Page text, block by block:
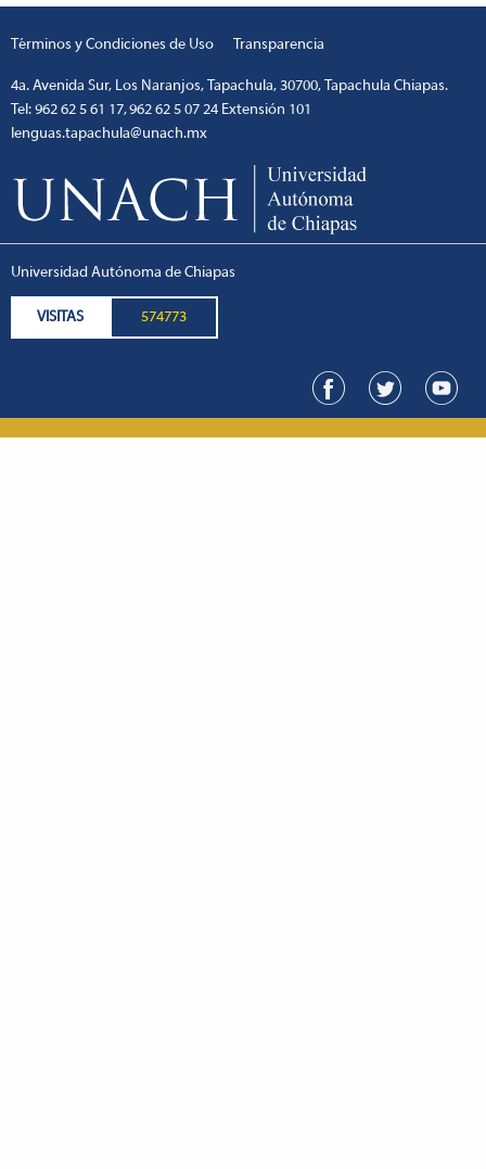
Términos y Condiciones de Uso Transparencia
4a. Avenida Sur, Los Naranjos, Tapachula, 30700, Tapachula Chiapas.
Tel: 962 62 5 61 17, 962 62 5 07 24 Extensión 101
lenguas.tapachula@unach.mx
Universidad Autónoma de Chiapas
VISITAS 574773